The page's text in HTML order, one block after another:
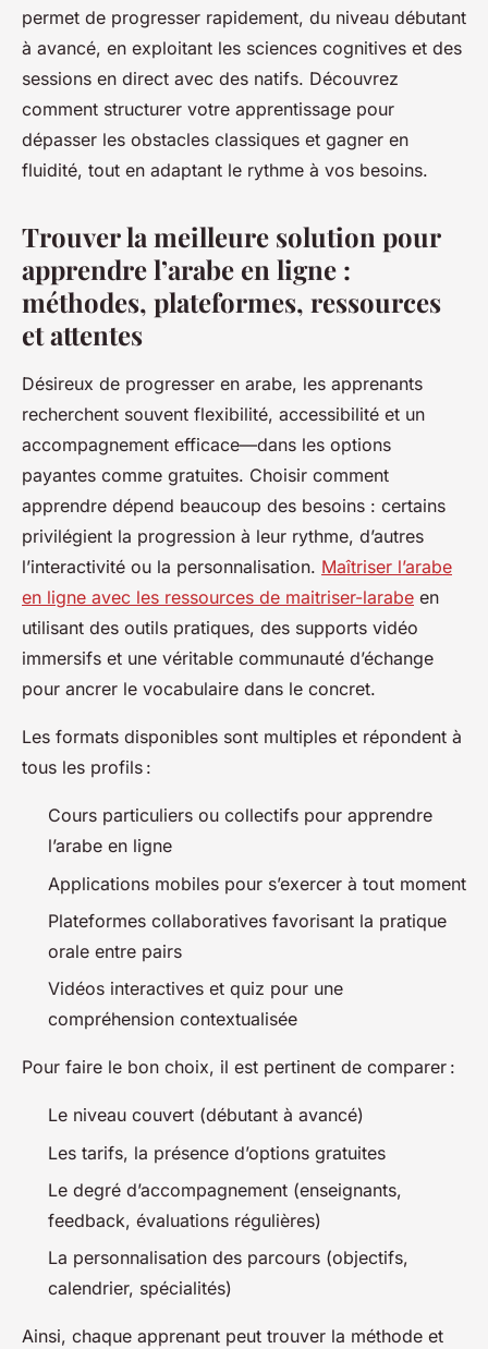
permet de progresser rapidement, du niveau débutant
à avancé, en exploitant les sciences cognitives et des
sessions en direct avec des natifs. Découvrez
comment structurer votre apprentissage pour
dépasser les obstacles classiques et gagner en
fluidité, tout en adaptant le rythme à vos besoins.
Trouver la meilleure solution pour
apprendre l’arabe en ligne :
méthodes, plateformes, ressources
et attentes
Désireux de progresser en arabe, les apprenants
recherchent souvent flexibilité, accessibilité et un
accompagnement efficace—dans les options
payantes comme gratuites. Choisir comment
apprendre dépend beaucoup des besoins : certains
privilégient la progression à leur rythme, d’autres
l’interactivité ou la personnalisation. Maîtriser l’arabe
en ligne avec les ressources de maitriser-larabe en
utilisant des outils pratiques, des supports vidéo
immersifs et une véritable communauté d’échange
pour ancrer le vocabulaire dans le concret.
Les formats disponibles sont multiples et répondent à
tous les profils :
Cours particuliers ou collectifs pour apprendre
l’arabe en ligne
Applications mobiles pour s’exercer à tout moment
Plateformes collaboratives favorisant la pratique
orale entre pairs
Vidéos interactives et quiz pour une
compréhension contextualisée
Pour faire le bon choix, il est pertinent de comparer :
Le niveau couvert (débutant à avancé)
Les tarifs, la présence d’options gratuites
Le degré d’accompagnement (enseignants,
feedback, évaluations régulières)
La personnalisation des parcours (objectifs,
calendrier, spécialités)
Ainsi, chaque apprenant peut trouver la méthode et